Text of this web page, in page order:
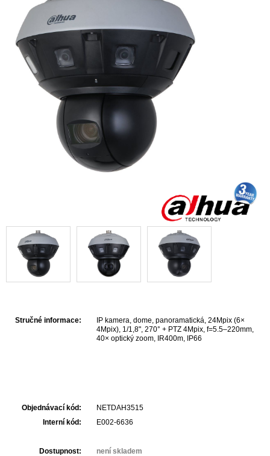
Stručné informace:
IP kamera, dome, panoramatická, 24Mpix (6×
4Mpix), 1/1,8", 270° + PTZ 4Mpix, f=5.5–220mm,
40× optický zoom, IR400m, IP66
Objednávací kód:
NETDAH3515
Interní kód:
E002-6636
Dostupnost: není skladem